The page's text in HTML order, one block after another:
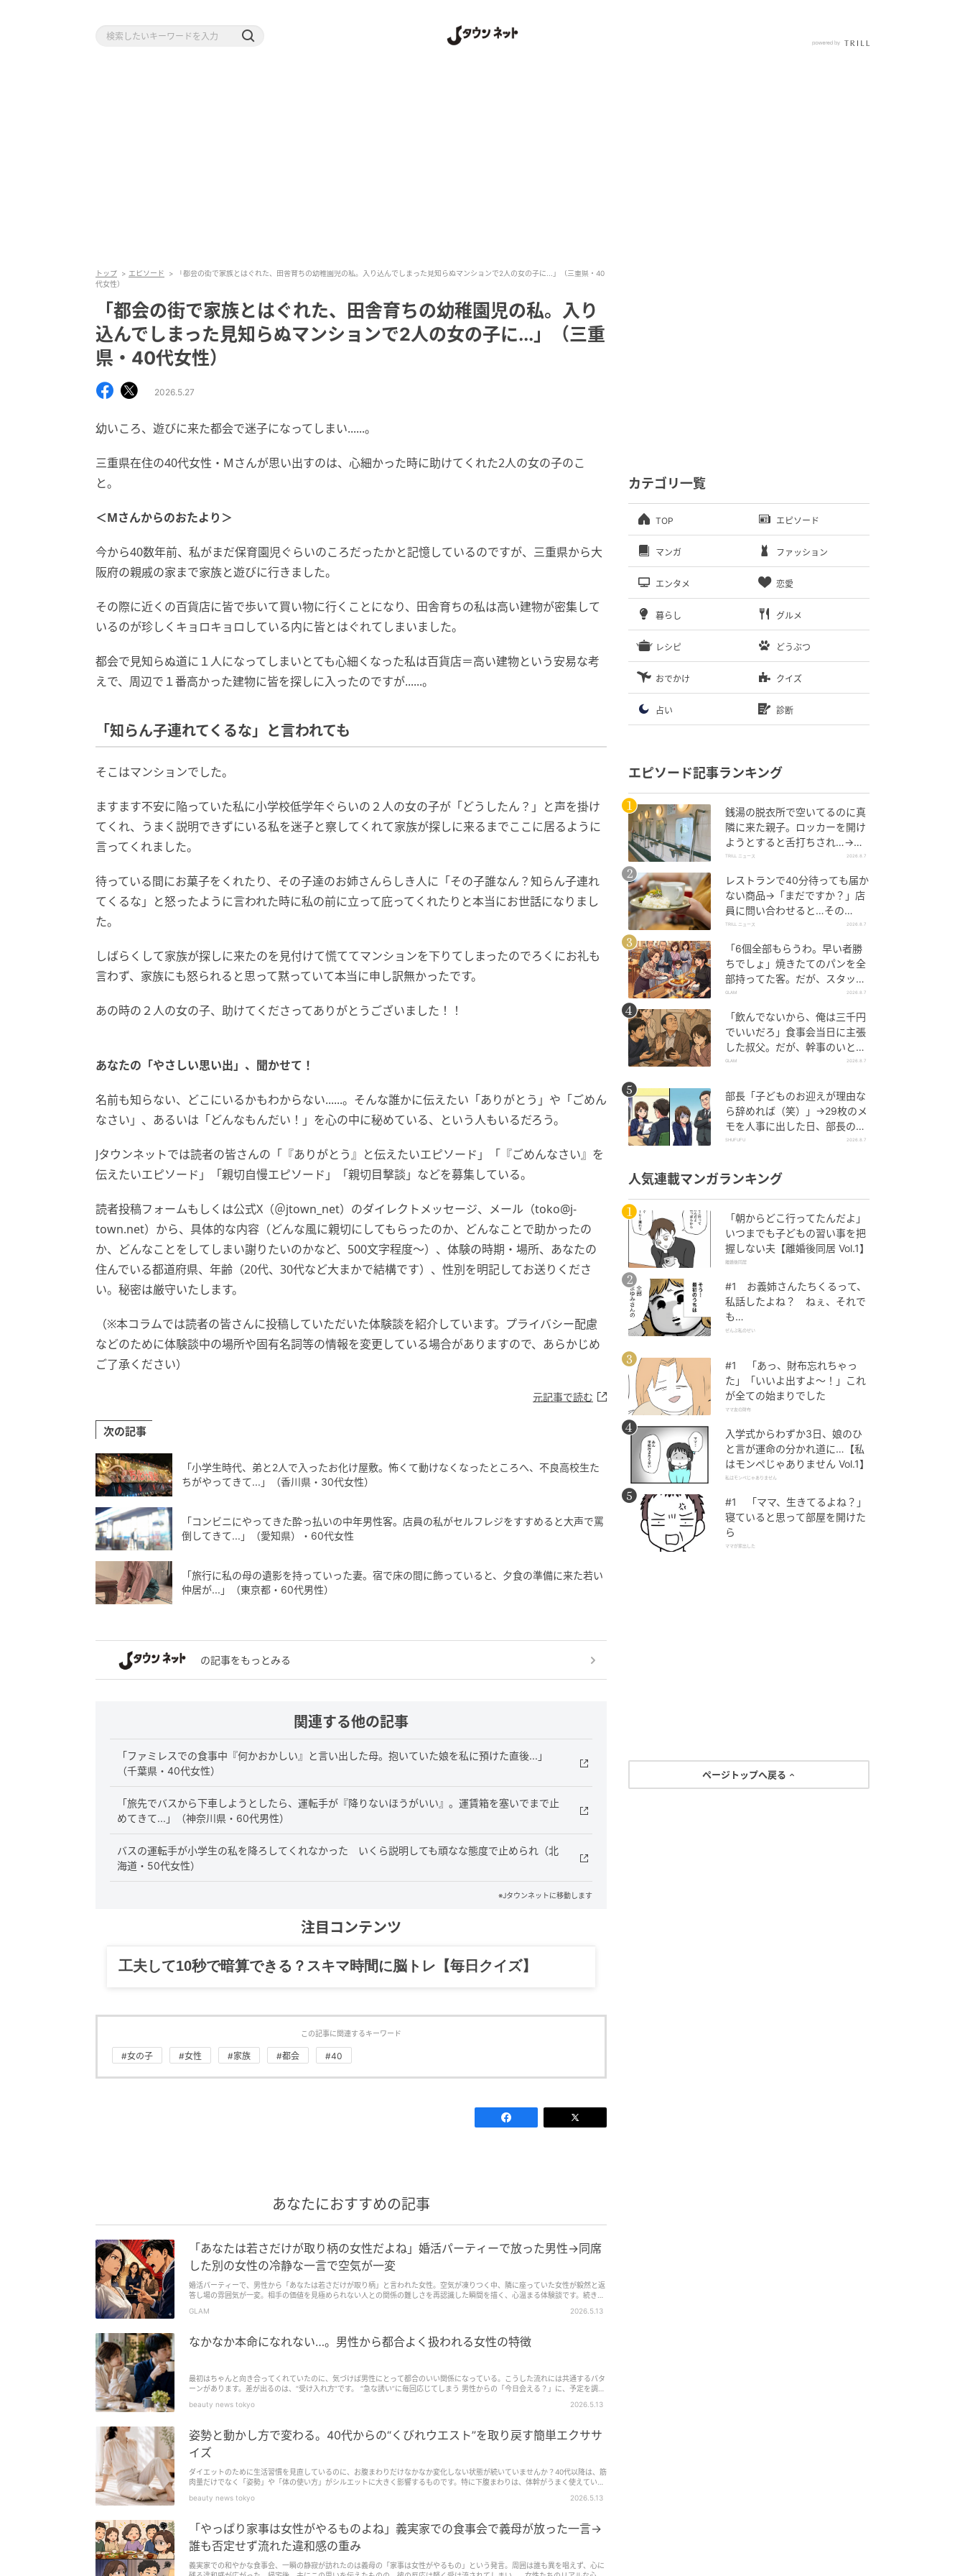
トップ エピソード
「都会の街で家族とはぐれた、田舎育ちの幼稚園児の私。入り込んでしまった見知らぬマンションで2人の女の子に...」（三重県・40
代女性）
「都会の街で家族とはぐれた、田舎育ちの幼稚園児の私。入り
込んでしまった見知らぬマンションで2人の女の子に...」（三重
県・40代女性）
2026.5.27
幼いころ、遊びに来た都会で迷子になってしまい......。
三重県在住の40代女性・Mさんが思い出すのは、心細かった時に助けてくれた2人の女の子のこ
と。
＜Mさんからのおたより＞
今から40数年前、私がまだ保育園児ぐらいのころだったかと記憶しているのですが、三重県から大
阪府の親戚の家まで家族と遊びに行きました。
その際に近くの百貨店に皆で歩いて買い物に行くことになり、田舎育ちの私は高い建物が密集して
いるのが珍しくキョロキョロしている内に皆とはぐれてしまいました。
都会で見知らぬ道に１人になってしまいとても心細くなった私は百貨店＝高い建物という安易な考
えで、周辺で１番高かった建物に皆を探しに入ったのですが......。
「知らん子連れてくるな」と言われても
そこはマンションでした。
ますます不安に陥っていた私に小学校低学年ぐらいの２人の女の子が「どうしたん？」と声を掛け
てくれ、うまく説明できずにいる私を迷子と察してくれて家族が探しに来るまでここに居るように
言ってくれました。
待っている間にお菓子をくれたり、その子達のお姉さんらしき人に「その子誰なん？知らん子連れ
てくるな」と怒ったように言われた時に私の前に立って庇ってくれたりと本当にお世話になりまし
た。
しばらくして家族が探しに来たのを見付けて慌ててマンションを下りてしまったのでろくにお礼も
言わず、家族にも怒られると思って黙っていて本当に申し訳無かったです。
あの時の２人の女の子、助けてくださってありがとうございました！！
あなたの「やさしい思い出」、聞かせて！
名前も知らない、どこにいるかもわからない......。そんな誰かに伝えたい「ありがとう」や「ごめん
なさい」、あるいは「どんなもんだい！」を心の中に秘めている、という人もいるだろう。
Jタウンネットでは読者の皆さんの「『ありがとう』と伝えたいエピソード」「『ごめんなさい』を
伝えたいエピソード」「親切自慢エピソード」「親切目撃談」などを募集している。
読者投稿フォームもしくは公式X（＠jtown_net）のダイレクトメッセージ、メール（toko@j-
town.net）から、具体的な内容（どんな風に親切にしてもらったのか、どんなことで助かったの
か、どんなことをしてしまい謝りたいのかなど、500文字程度～）、体験の時期・場所、あなたの
住んでいる都道府県、年齢（20代、30代など大まかで結構です）、性別を明記してお送りくださ
い。秘密は厳守いたします。
（※本コラムでは読者の皆さんに投稿していただいた体験談を紹介しています。プライバシー配慮
などのために体験談中の場所や固有名詞等の情報を変更している場合がありますので、あらかじめ
ご了承ください）
元記事で読む
次の記事
「小学生時代、弟と2人で入ったお化け屋敷。怖くて動けなくなったところへ、不良高校生た
ちがやってきて...」（香川県・30代女性）
「コンビニにやってきた酔っ払いの中年男性客。店員の私がセルフレジをすすめると大声で罵
倒してきて...」（愛知県）・60代女性
「旅行に私の母の遺影を持っていった妻。宿で床の間に飾っていると、夕食の準備に来た若い
仲居が...」（東京都・60代男性）
の記事をもっとみる
関連する他の記事
「ファミレスでの食事中『何かおかしい』と言い出した母。抱いていた娘を私に預けた直後...」
（千葉県・40代女性）
「旅先でバスから下車しようとしたら、運転手が『降りないほうがいい』。運賃箱を塞いでまで止
めてきて...」（神奈川県・60代男性）
バスの運転手が小学生の私を降ろしてくれなかった いくら説明しても頑なな態度で止められ（北
海道・50代女性）
※Jタウンネットに移動します
注目コンテンツ
工夫して10秒で暗算できる？スキマ時間に脳トレ【毎日クイズ】
この記事に関連するキーワード
#女の子 #女性 #家族 #都会 #40
あなたにおすすめの記事
「あなたは若さだけが取り柄の女性だよね」婚活パーティーで放った男性→同席
した別の女性の冷静な一言で空気が一変
婚活パーティーで、男性から「あなたは若さだけが取り柄」と言われた女性。空気が凍りつく中、隣に座っていた女性が毅然と返
答し場の雰囲気が一変。相手の価値を見極められない人との関係の難しさを再認識した瞬間を描く、心温まる体験談です。続きを
GLAM 2026.5.13
なかなか本命になれない…。男性から都合よく扱われる女性の特徴
最初はちゃんと向き合ってくれていたのに、気づけば男性にとって都合のいい関係になっている。こうした流れには共通するパタ
ーンがあります。差が出るのは、“受け入れ方”です。 “急な誘い”に毎回応じてしまう 男性からの「今日会える？」に、予定を調整
beauty news tokyo 2026.5.13
姿勢と動かし方で変わる。40代からの“くびれウエスト”を取り戻す簡単エクササ
イズ
ダイエットのために生活習慣を見直しているのに、お腹まわりだけなかなか変化しない状態が続いていませんか？40代以降は、筋
肉量だけでなく「姿勢」や「体の使い方」がシルエットに大きく影響するものです。特に下腹まわりは、体幹がうまく使えていな
beauty news tokyo 2026.5.13
「やっぱり家事は女性がやるものよね」義実家での食事会で義母が放った一言→
誰も否定せず流れた違和感の重み
義実家での和やかな食事会、一瞬の静寂が訪れたのは義母の「家事は女性がやるもの」という発言。周囲は誰も異を唱えず、心に
カテゴリ一覧
TOP エピソード
マンガ ファッション
エンタメ 恋愛
暮らし グルメ
レシピ どうぶつ
おでかけ クイズ
占い 診断
エピソード記事ランキング
銭湯の脱衣所で空いてるのに真
隣に来た親子。ロッカーを開け
ようとすると舌打ちされ…→直
後、娘の放った“純粋な一言”に
TRILL ニュース 2026.8.7
レストランで40分待っても届か
ない商品→「まだですか？」店
員に問い合わせると…その
後、“理不尽な対応”に「二度と
TRILL ニュース 2026.8.7
「6個全部もらうわ。早い者勝
ちでしょ」焼きたてのパンを全
部持ってた客。だが、スタッフ
の一言で状況が一変
GLAM 2026.8.7
「飲んでないから、俺は三千円
でいいだろ」食事会当日に主張
した叔父。だが、幹事のいとこ
が告げた一言とは
GLAM 2026.8.7
部長「子どものお迎えが理由な
ら辞めれば（笑）」→29枚のメ
モを人事に出した日、部長の顔
が青ざめたワケ
SHUFUFU 2026.8.7
人気連載マンガランキング
「朝からどこ行ってたんだよ」
いつまでも子どもの習い事を把
握しない夫【離婚後同居 Vol.1】
離婚後同居
#1 お義姉さんたちくるって、
私話したよね？ ねぇ、それで
も…
ぜんぶ私のせい
#1 「あっ、財布忘れちゃっ
た」「いいよ出すよ〜！」これ
が全ての始まりでした
ママ友の財布
入学式からわずか3日、娘のひ
と言が運命の分かれ道に…【私
はモンペじゃありません Vol.1】
私はモンペじゃありません
#1 「ママ、生きてるよね？」
寝ていると思って部屋を開けた
ら
ママが家出した
ページトップへ戻る